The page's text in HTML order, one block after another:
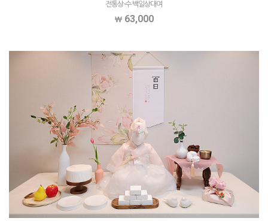
전통상-수 백일상대여
63,000